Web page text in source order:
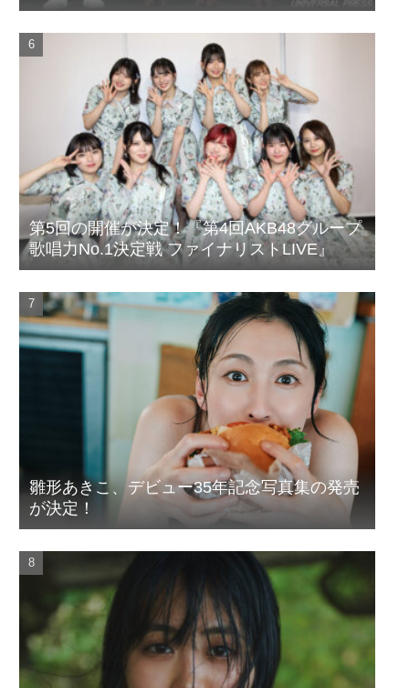
第5回の開催が決定！『第4回AKB48グループ
歌唱力No.1決定戦 ファイナリストLIVE』
雛形あきこ、デビュー35年記念写真集の発売
が決定！